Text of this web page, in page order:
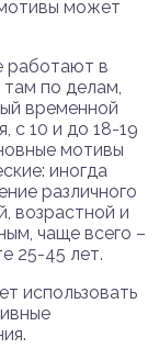
может
работают в
по делам,
временной
с 10 и до 18-19
мотивы
иногда
различного
возрастной и
чаще всего –
25-45 лет.
использовать